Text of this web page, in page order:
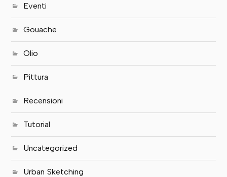
Eventi
Gouache
Olio
Pittura
Recensioni
Tutorial
Uncategorized
Urban Sketching